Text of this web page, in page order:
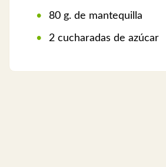
80 g. de mantequilla
2 cucharadas de azúcar